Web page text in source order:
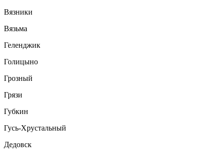
Вязники
Вязьма
Геленджик
Голицыно
Грозный
Грязи
Губкин
Гусь-Хрустальный
Дедовск